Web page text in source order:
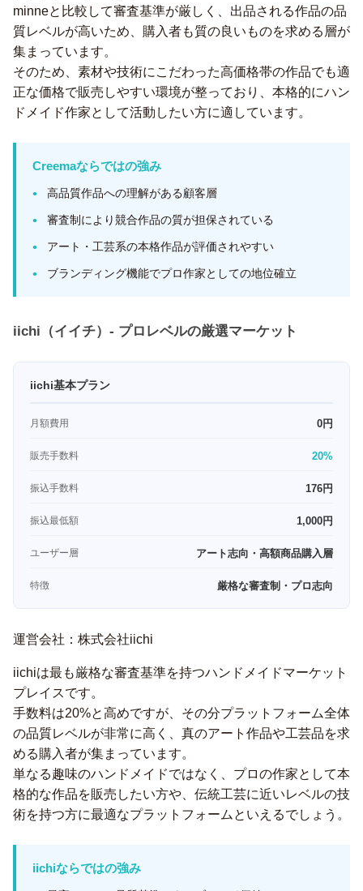
minneと比較して審査基準が厳しく、出品される作品の品
質レベルが高いため、購入者も質の良いものを求める層が
集まっています。
そのため、素材や技術にこだわった高価格帯の作品でも適
正な価格で販売しやすい環境が整っており、本格的にハン
ドメイド作家として活動したい方に適しています。
Creemaならではの強み
高品質作品への理解がある顧客層
審査制により競合作品の質が担保されている
アート・工芸系の本格作品が評価されやすい
ブランディング機能でプロ作家としての地位確立
iichi（イイチ）- プロレベルの厳選マーケット
iichi基本プラン
月額費用 0円
販売手数料 20%
振込手数料 176円
振込最低額 1,000円
ユーザー層 アート志向・高額商品購入層
特徴 厳格な審査制・プロ志向
運営会社：株式会社iichi
iichiは最も厳格な審査基準を持つハンドメイドマーケット
プレイスです。
手数料は20%と高めですが、その分プラットフォーム全体
の品質レベルが非常に高く、真のアート作品や工芸品を求
める購入者が集まっています。
単なる趣味のハンドメイドではなく、プロの作家として本
格的な作品を販売したい方や、伝統工芸に近いレベルの技
術を持つ方に最適なプラットフォームといえるでしょう。
iichiならではの強み